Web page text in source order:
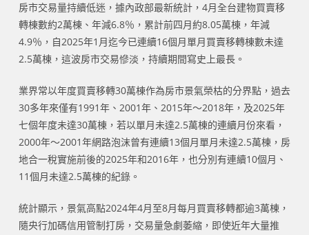
房市交易量持續低迷，據內政部最新統計，4月全台建物買賣移
轉棟數約2萬棟、年減6.8％，累計前四月約8.05萬棟，年減
4.9％，自2025年1月迄今已連續16個月單月買賣移轉棟數未達
2.5萬棟，這波房市交易慘淡，持續期間寫史上最長。
業界常以年度買賣移轉30萬棟作為房市景氣榮枯的分界點，過去
30多年來僅有1991年、2001年、2015年～2018年，及2025年
七個年度未達30萬棟，若以單月未達2.5萬棟的連續月份來看，
2000年～2001年網路泡沫曾有連續13個月單月未達2.5萬棟，房
地合一稅實施前後的2025年和2016年，也分別有連續10個月、
11個月未達2.5萬棟的紀錄。
統計顯示，景氣高點2024年4月至8月每月買賣移轉都逾3萬棟，
隨央行加碼信用管制打房，交易量急劇萎縮，即使近年大量推